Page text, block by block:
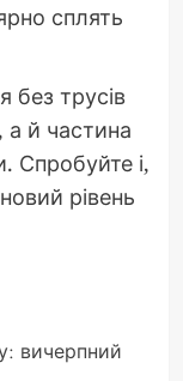
сплять
без трусів
й частина
Спробуйте і,
рівень
вичерпний